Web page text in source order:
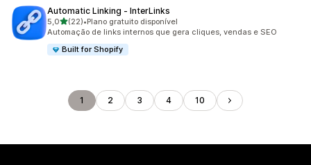
Automatic Linking ‑ InterLinks
5,0de 5 estrelas
(22)
22 avaliações ao todo
•Plano gratuito disponível
Automação de links internos que gera cliques, vendas e SEO
Built for Shopify
1 2 3 4 10